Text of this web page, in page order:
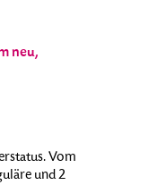
neu,
Vom
und 2